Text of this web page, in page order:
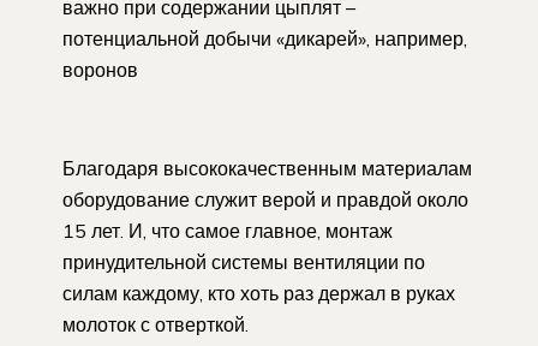
важно при содержании цыплят –
потенциальной добычи «дикарей», например,
воронов
Благодаря высококачественным материалам
оборудование служит верой и правдой около
15 лет. И, что самое главное, монтаж
принудительной системы вентиляции по
силам каждому, кто хоть раз держал в руках
молоток с отверткой.